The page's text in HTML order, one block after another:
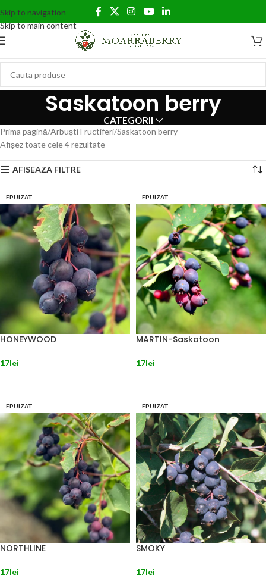
Skip to navigation
Skip to main content
Saskatoon berry
CATEGORII
Prima pagină Arbuști Fructiferi Saskatoon berry
Afișez toate cele 4 rezultate
AFISEAZA FILTRE
EPUIZAT
HONEYWOOD
17lei
EPUIZAT
MARTIN-Saskatoon
17lei
EPUIZAT
NORTHLINE
17lei
EPUIZAT
SMOKY
17lei